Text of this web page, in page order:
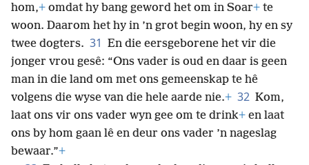
hom,+ omdat hy bang geword het om in Soar+ te
woon. Daarom het hy in ’n grot begin woon, hy en sy
twee dogters. 31 En die eersgeborene het vir die
jonger vrou gesê: “Ons vader is oud en daar is geen
man in die land om met ons gemeenskap te hê
volgens die wyse van die hele aarde nie.+ 32 Kom,
laat ons vir ons vader wyn gee om te drink+ en laat
ons by hom gaan lê en deur ons vader ’n nageslag
bewaar.”+